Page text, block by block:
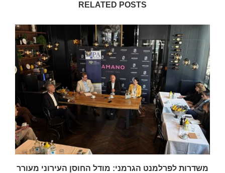
RELATED POSTS
משדרות לפרלמנט הגרמני: מודל החוסן העירוני מעורר